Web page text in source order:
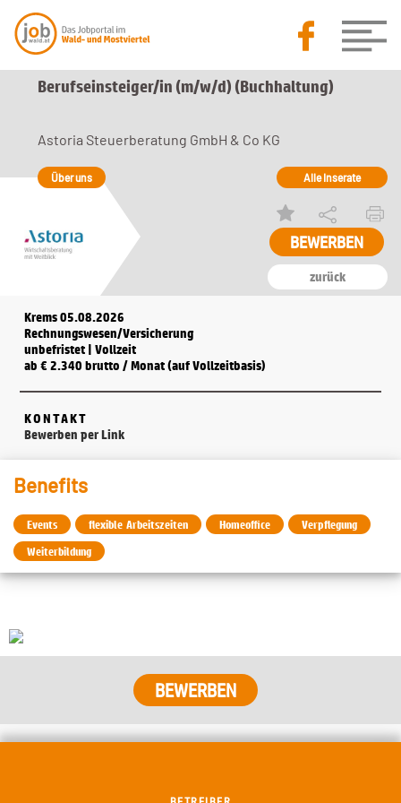
Berufseinsteiger/in (m/w/d) (Buchhaltung)
zurück
Astoria Steuerberatung GmbH & Co KG
Über uns Alle Inserate
Krems 05.08.2026
Rechnungswesen/Versicherung
unbefristet | Vollzeit
ab € 2.340 brutto / Monat (auf Vollzeitbasis)
KONTAKT
Bewerben per Link
Benefits
Events flexible Arbeitszeiten Homeoffice
Verpflegung
Weiterbildung